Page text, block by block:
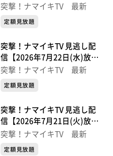
分】
突撃！ナマイキTV 最新
定額見放題
突撃！ナマイキTV 見逃し配
信【2026年7月22日(水)放送
分】
突撃！ナマイキTV 最新
定額見放題
突撃！ナマイキTV 見逃し配
信【2026年7月21日(火)放送
分】
突撃！ナマイキTV 最新
定額見放題